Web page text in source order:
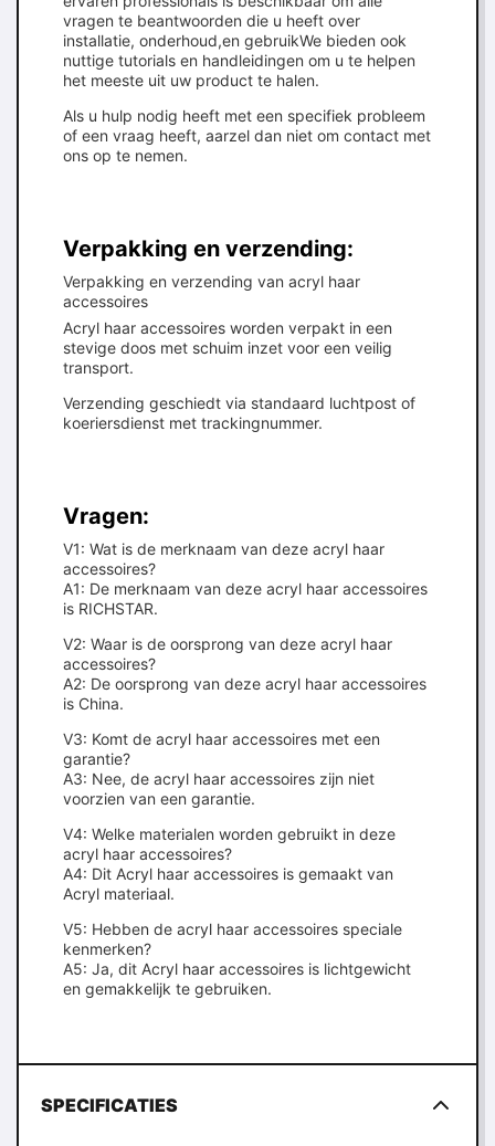
vragen te beantwoorden die u heeft over
installatie, onderhoud,en gebruikWe bieden ook
nuttige tutorials en handleidingen om u te helpen
het meeste uit uw product te halen.
Als u hulp nodig heeft met een specifiek probleem
of een vraag heeft, aarzel dan niet om contact met
ons op te nemen.
Verpakking en verzending:
Verpakking en verzending van acryl haar
accessoires
Acryl haar accessoires worden verpakt in een
stevige doos met schuim inzet voor een veilig
transport.
Verzending geschiedt via standaard luchtpost of
koeriersdienst met trackingnummer.
Vragen:
V1: Wat is de merknaam van deze acryl haar
accessoires?
A1: De merknaam van deze acryl haar accessoires
is RICHSTAR.
V2: Waar is de oorsprong van deze acryl haar
accessoires?
A2: De oorsprong van deze acryl haar accessoires
is China.
V3: Komt de acryl haar accessoires met een
garantie?
A3: Nee, de acryl haar accessoires zijn niet
voorzien van een garantie.
V4: Welke materialen worden gebruikt in deze
acryl haar accessoires?
A4: Dit Acryl haar accessoires is gemaakt van
Acryl materiaal.
V5: Hebben de acryl haar accessoires speciale
kenmerken?
A5: Ja, dit Acryl haar accessoires is lichtgewicht
en gemakkelijk te gebruiken.
SPECIFICATIES